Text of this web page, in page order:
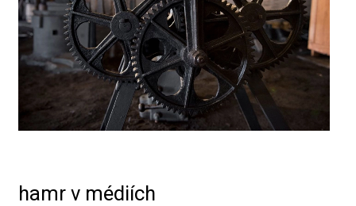
hamr v médiích